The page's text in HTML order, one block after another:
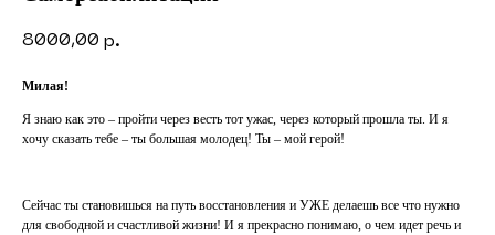
8000,00 р.
Милая!
Я знаю как это – пройти через весть тот ужас, через который прошла ты. И я
хочу сказать тебе – ты большая молодец! Ты – мой герой!
Сейчас ты становишься на путь восстановления и УЖЕ делаешь все что нужно
для свободной и счастливой жизни! И я прекрасно понимаю, о чем идет речь и